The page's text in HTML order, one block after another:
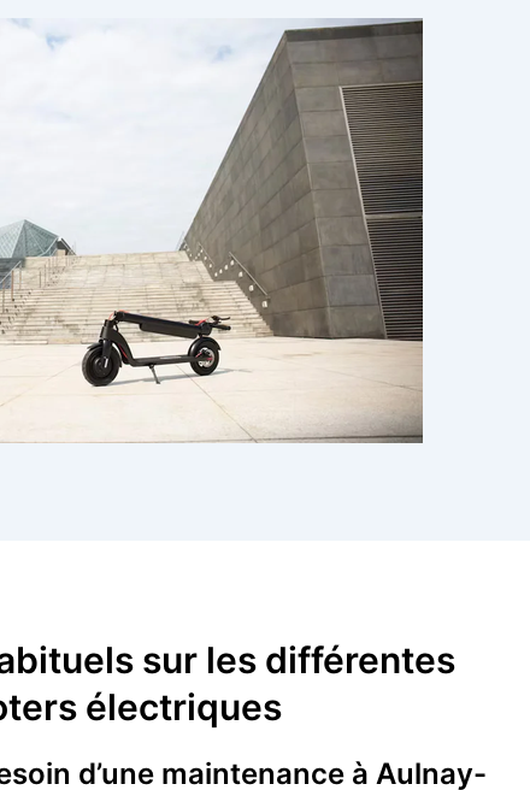
sur les différentes
électriques
d’une maintenance à Aulnay-